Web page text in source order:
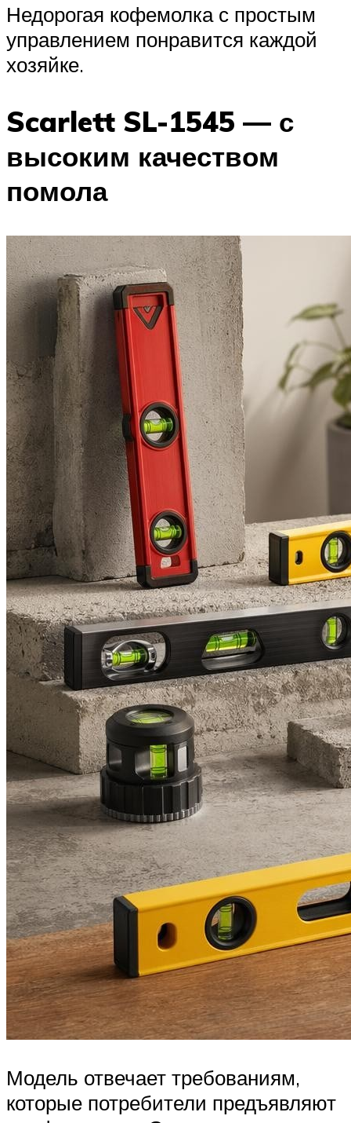
Недорогая кофемолка с простым
управлением понравится каждой
хозяйке.
Scarlett SL-1545 — с
высоким качеством
помола
Модель отвечает требованиям,
которые потребители предъявляют